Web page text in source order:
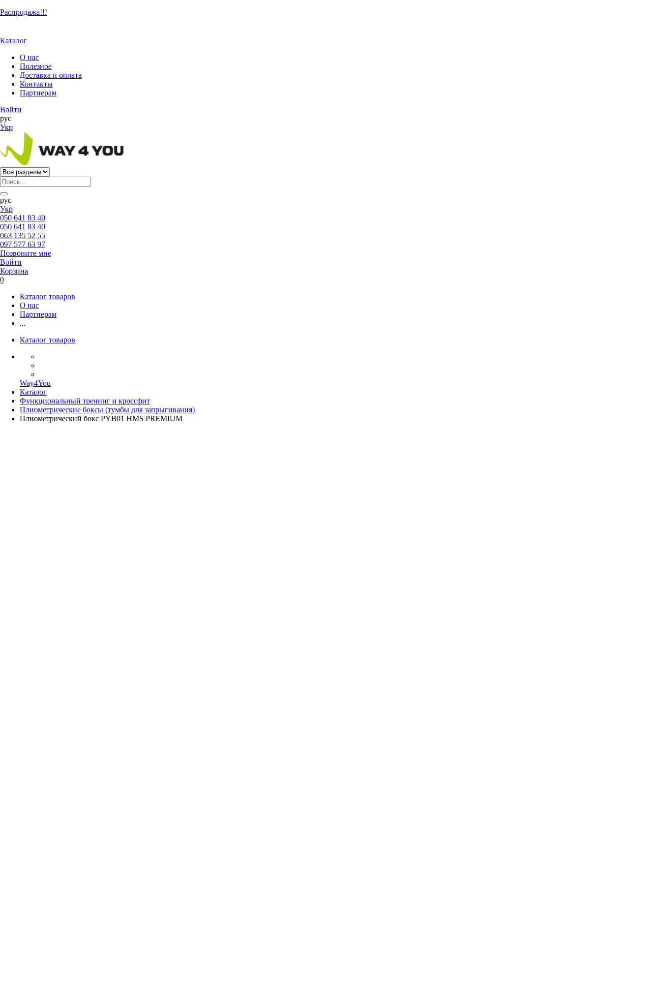
Распродажа!!!
Каталог
О нас
Полезное
Доставка и оплата
Контакты
Партнерам
Войти
рус
Укр
рус
Укр
050 641 83 40
050 641 83 40
063 135 52 55
097 577 63 97
Позвоните мне
Войти
Корзина
0
Каталог товаров
О нас
Партнерам
...
Каталог товаров
Way4You
Каталог
Функциональный тренинг и кроссфит
Плиометрические боксы (тумбы для запрыгивания)
Плиометрический бокс PYB01 HMS PREMIUM